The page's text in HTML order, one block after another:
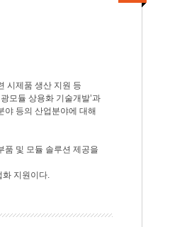
시제품 생산 지원 등
모듈 상용화 기술개발’과
야 등의 산업분야에 대해
품 및 모듈 솔루션 제공을
화 지원이다.